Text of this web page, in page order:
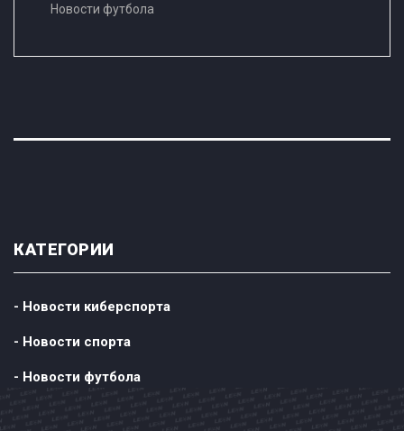
Новости футбола
КАТЕГОРИИ
- Новости киберспорта
- Новости спорта
- Новости футбола